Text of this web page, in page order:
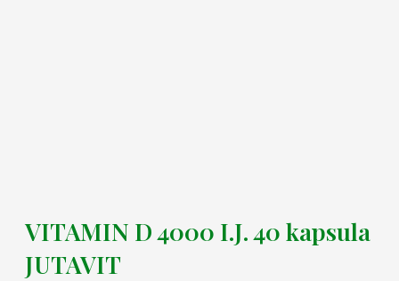
VITAMIN D 4000 I.J. 40 kapsula
JUTAVIT